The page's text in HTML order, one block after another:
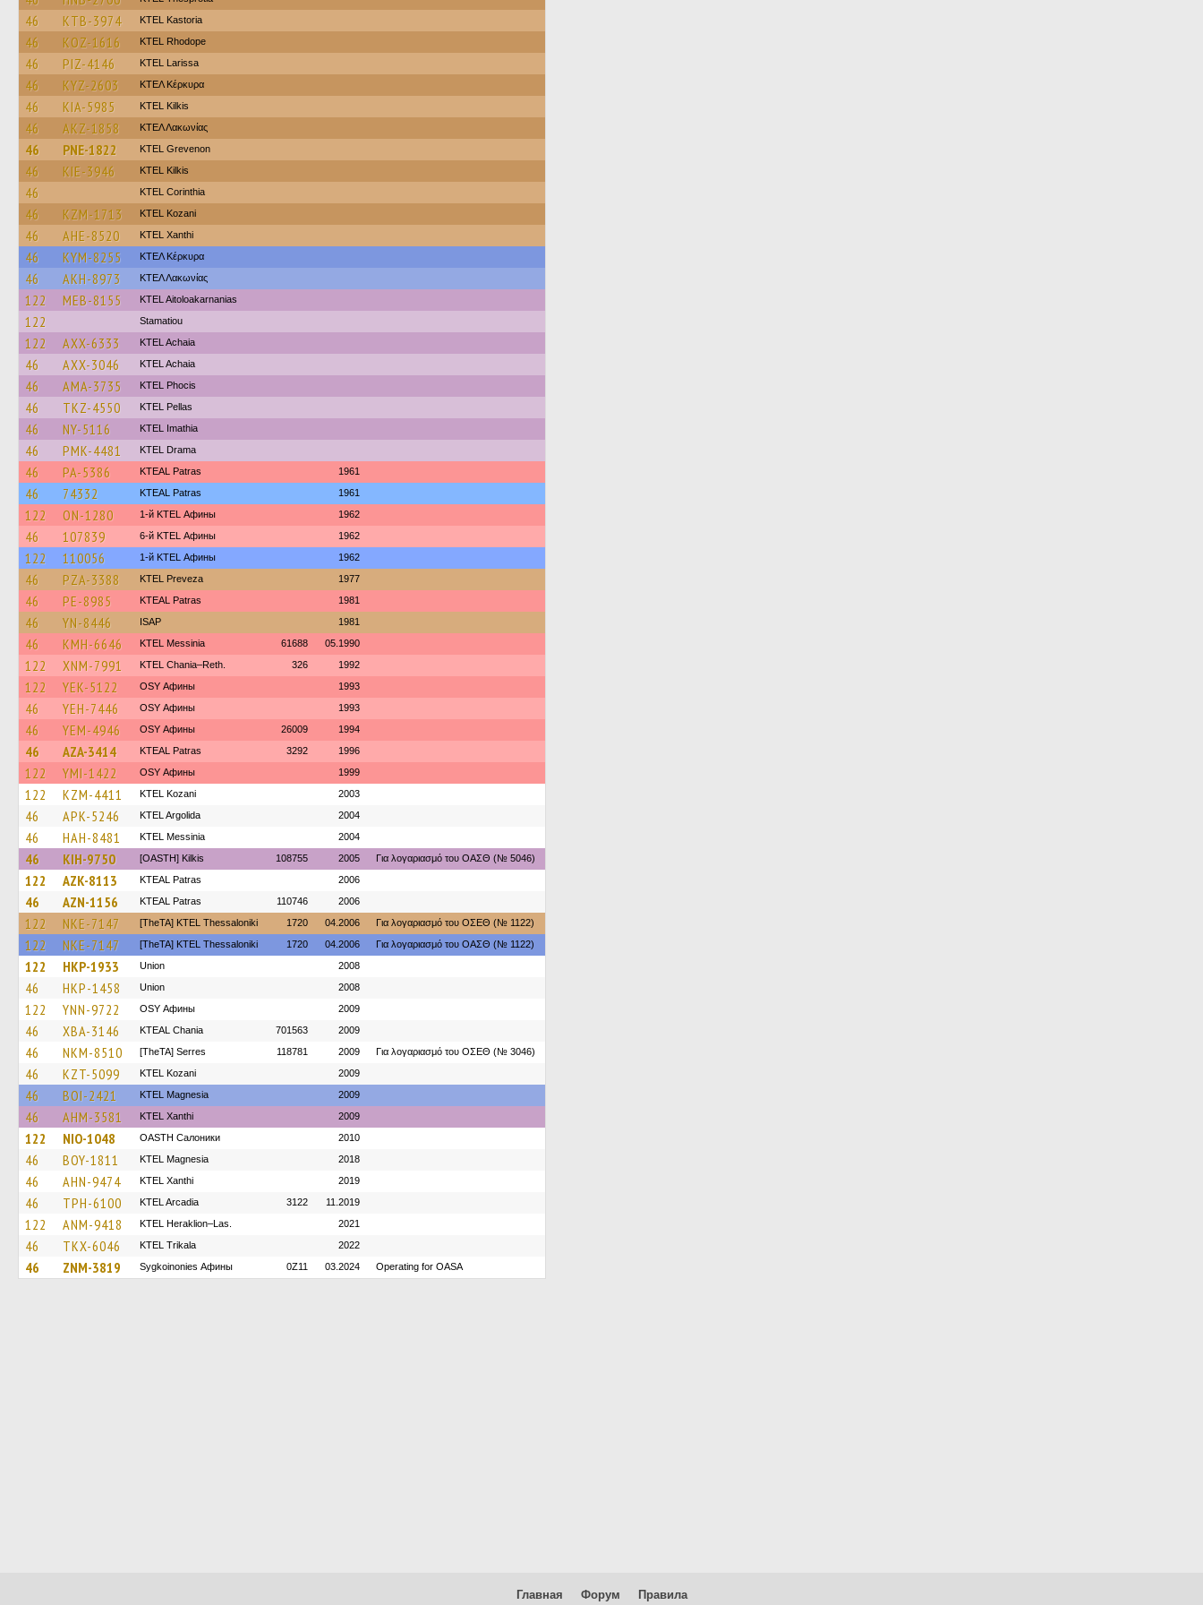
46 KTB-3974 KTEL Kastoria
46 KOZ-1616 KTEL Rhodope
46 PIZ-4146 KTEL Larissa
46 KYZ-2603 ΚΤΕΛ Κέρκυρα
46 KIA-5985 KTEL Kilkis
46 AKZ-1858 ΚΤΕΛ Λακωνίας
46 PNE-1822 ΚΤΕL Grevenon
46 KIE-3946 KTEL Kilkis
46 KTEL Corinthia
46 KZM-1713 ΚΤΕL Kozani
46 AHE-8520 KTEL Xanthi
46 KYM-8255 ΚΤΕΛ Κέρκυρα
46 AKH-8973 ΚΤΕΛ Λακωνίας
122 MEB-8155 KTEL Aitoloakarnanias
122 Stamatiou
122 AXX-6333 KTEL Achaia
46 AXX-3046 KTEL Achaia
46 AMA-3735 ΚΤΕL Phocis
46 TKZ-4550 KTEL Pellas
46 NY-5116 KTEL Imathia
46 PMK-4481 KTEL Drama
46 PA-5386 KTEAL Patras 1961
46 74332 KTEAL Patras 1961
122 ON-1280 1-й KTEL Афины 1962
46 107839 6-й KTEL Афины 1962
122 110056 1-й KTEL Афины 1962
46 PZA-3388 KTEL Preveza 1977
46 PE-8985 KTEAL Patras 1981
46 YN-8446 ISAP 1981
46 KMH-6646 KTEL Messinia 61688 05.1990
122 XNM-7991 KTEL Chania–Reth. 326 1992
122 YEK-5122 OSY Афины 1993
46 YEH-7446 OSY Афины 1993
46 YEM-4946 OSY Афины 26009 1994
46 AZA-3414 KTEAL Patras 3292 1996
122 YMI-1422 OSY Афины 1999
122 KZM-4411 ΚΤΕL Kozani 2003
46 APK-5246 KTEL Argolida 2004
46 HAH-8481 KTEL Messinia 2004
46 KIH-9750 [OASTH] Kilkis 108755 2005 Για λογαριασμό του ΟΑΣΘ (№ 5046)
122 AZK-8113 KTEAL Patras 2006
46 AZN-1156 KTEAL Patras 110746 2006
122 NKE-7147 [TheTA] KTEL Thessaloniki 1720 04.2006 Για λογαριασμό του ΟΣΕΘ (№ 1122)
122 NKE-7147 [TheTA] KTEL Thessaloniki 1720 04.2006 Για λογαριασμό του ΟΑΣΘ (№ 1122)
122 HKP-1933 Union 2008
46 HKP-1458 Union 2008
122 YNN-9722 OSY Афины 2009
46 XBA-3146 KTEAL Chania 701563 2009
46 NKM-8510 [TheTA] Serres 118781 2009 Για λογαριασμό του ΟΣΕΘ (№ 3046)
46 KZT-5099 ΚΤΕL Kozani 2009
46 BOI-2421 ΚΤΕL Magnesia 2009
46 AHM-3581 KTEL Xanthi 2009
122 NIO-1048 OASTH Салоники 2010
46 BOY-1811 ΚΤΕL Magnesia 2018
46 AHN-9474 KTEL Xanthi 2019
46 TPH-6100 KTEL Arcadia 3122 11.2019
122 ANM-9418 KTEL Heraklion–Las. 2021
46 TKX-6046 ΚΤΕL Τrikala 2022
46 ZNM-3819 Sygkoinonies Афины 0Z11 03.2024 Operating for OASA
Главная Форум Правила